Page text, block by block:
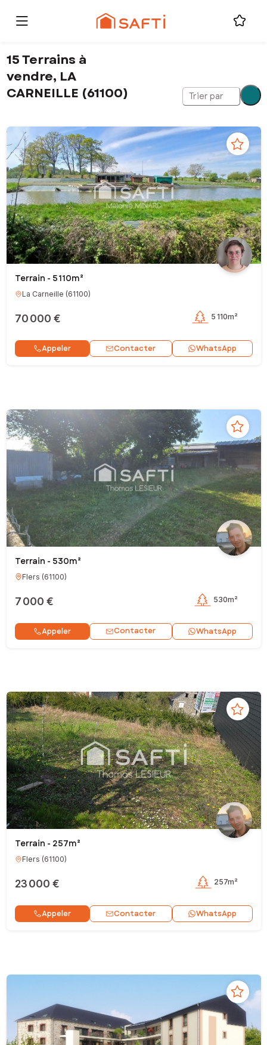
15 Terrains à
vendre, LA
CARNEILLE (61100)
Trier par
Terrain - 5 110m²
La Carneille (61100)
70 000 € 5 110m²
Appeler Contacter WhatsApp
Terrain - 530m²
Flers (61100)
7 000 € 530m²
Appeler Contacter WhatsApp
Terrain - 257m²
Flers (61100)
23 000 € 257m²
Appeler Contacter WhatsApp